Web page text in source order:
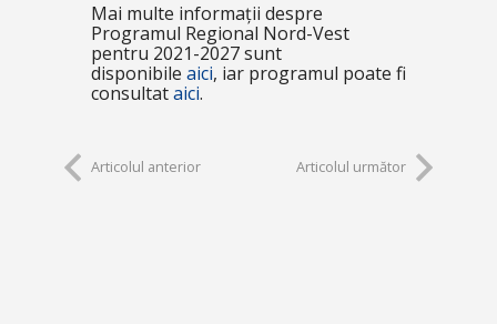
Mai multe informații despre
Programul Regional Nord-Vest
pentru 2021-2027 sunt
disponibile aici, iar programul poate fi
consultataici.
Articolul anterior Articolul următor